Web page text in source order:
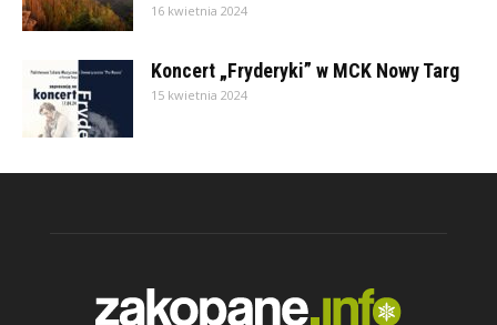
16 kwietnia 2024
Koncert „Fryderyki” w MCK Nowy Targ
15 kwietnia 2024